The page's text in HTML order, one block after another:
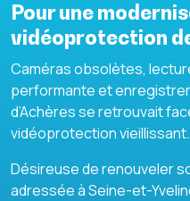
Pour une
vidéoprotection
Caméras obsolètes,
performante et
d’Achères se retrouvait
vidéoprotection vieillissant.
Désireuse de renouveler
adressée à Seine-et-